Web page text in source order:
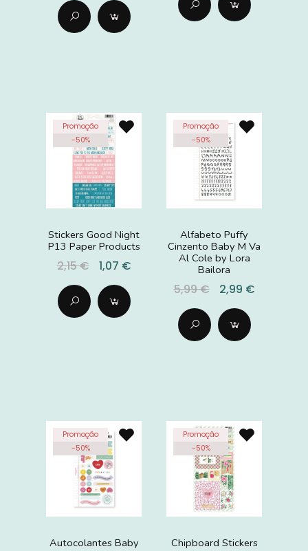
Promoção
-50%
Stickers Good Night
P13 Paper Products
2,15 € 1,07 €
Promoção
-50%
Alfabeto Puffy
Cinzento Baby M Va
Al Cole by Lora
Bailora
5,99 € 2,99 €
Promoção
-50%
Autocolantes Baby
Promoção
-50%
Chipboard Stickers